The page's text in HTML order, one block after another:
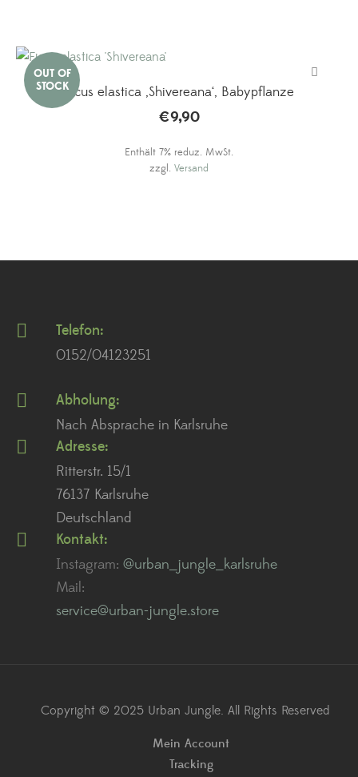
Ficus elastica ‚Shivereana‘, Babypflanze
€9,90
Enthält 7% reduz. MwSt.
zzgl. Versand
Telefon:
0152/04123251
Abholung:
Nach Absprache in Karlsruhe
Adresse:
Ritterstr. 15/1
76137 Karlsruhe
Deutschland
Kontakt:
Instagram: @urban_jungle_karlsruhe
Mail:
service@urban-jungle.store
Copyright © 2025 Urban Jungle. All Rights Reserved
Mein Account
Tracking